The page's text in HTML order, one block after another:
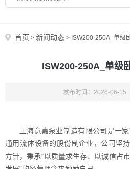
首页 > 新闻动态 > ISW200-250A_单级
ISW200-250A_单级
发布时间：2026-06-15
上海意嘉泵业制造有限公司是一
通用流体设备的股份制企业，公司坚
方针，秉承“以质量求生存、以诚信占